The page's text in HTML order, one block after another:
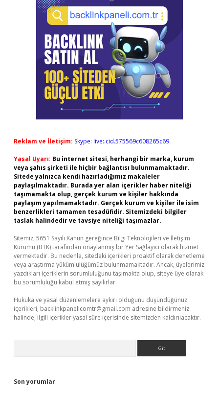
Reklam ve İletişim: Skype: live:.cid.575569c608265c69
Yasal Uyarı: Bu internet sitesi, herhangi bir marka, kurum
veya şahıs şirketi ile hiçbir bağlantısı bulunmamaktadır.
Sitede yalnızca kendi hazırladığımız makaleler
paylaşılmaktadır. Burada yer alan içerikler haber niteliği
taşımamakta olup, gerçek kurum ve kişiler hakkında
paylaşım yapılmamaktadır. Gerçek kurum ve kişiler ile isim
benzerlikleri tamamen tesadüfidir. Sitemizdeki bilgiler
taslak halindedir ve tavsiye niteliği taşımazlar.
Sitemiz, 5651 Sayılı Kanun gereğince Bilgi Teknolojileri ve İletişim
Kurumu (BTK) tarafından onaylanmış bir Yer Sağlayıcı olarak hizmet
vermektedir. Bu nedenle, sitedeki içerikleri proaktif olarak denetleme
veya araştırma yükümlülüğümüz bulunmamaktadır. Ancak, üyelerimiz
yazdıkları içeriklerin sorumluluğunu taşımakta olup, siteye üye olarak
bu sorumluluğu kabul etmiş sayılırlar.
Hukuka ve yasal düzenlemelere aykırı olduğunu düşündüğünüz
içerikleri, backlinkpanelicomtr@gmail.com adresine bildirmeniz
halinde, ilgili içerikler yasal süre içerisinde sitemizden kaldırılacaktır.
Son yorumlar